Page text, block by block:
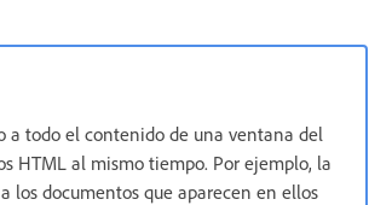
a todo el contenido de una ventana del
HTML al mismo tiempo. Por ejemplo, la
los documentos que aparecen en ellos